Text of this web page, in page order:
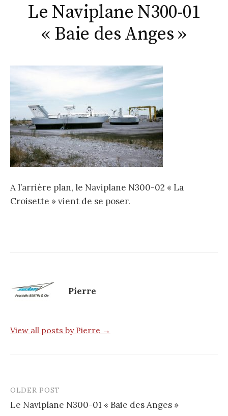
Le Naviplane N300-01
« Baie des Anges »
A l’arrière plan, le Naviplane N300-02 « La
Croisette » vient de se poser.
Pierre
View all posts by Pierre →
OLDER POST
Le Naviplane N300-01 « Baie des Anges »